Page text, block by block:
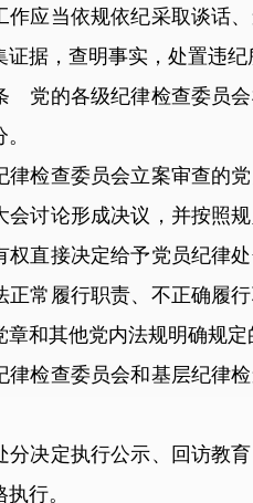
当依规依纪采取谈话、
证据，查明事实，处置违纪
的各级纪律检查委员会
查委员会立案审查的党
会讨论形成决议，并按照
权直接决定给予党员纪律
正常履行职责、不正确履
章和其他党内法规明确规
查委员会和基层纪律检
定执行公示、回访教育
行。